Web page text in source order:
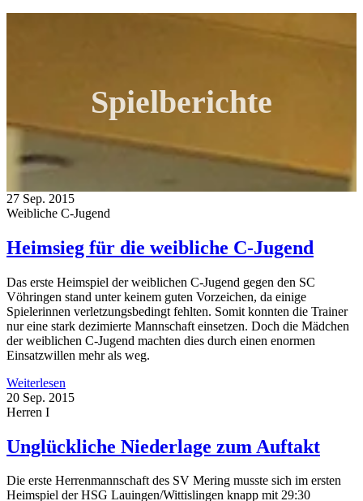
Spielberichte
27 Sep. 2015
Weibliche C-Jugend
Heimsieg für die weibliche C-Jugend
Das erste Heimspiel der weiblichen C-Jugend gegen den SC
Vöhringen stand unter keinem guten Vorzeichen, da einige
Spielerinnen verletzungsbedingt fehlten. Somit konnten die Trainer
nur eine stark dezimierte Mannschaft einsetzen. Doch die Mädchen
der weiblichen C-Jugend machten dies durch einen enormen
Einsatzwillen mehr als weg.
Weiterlesen
20 Sep. 2015
Herren I
Unglückliche Niederlage zum Auftakt
Die erste Herrenmannschaft des SV Mering musste sich im ersten
Heimspiel der HSG Lauingen/Wittislingen knapp mit 29:30